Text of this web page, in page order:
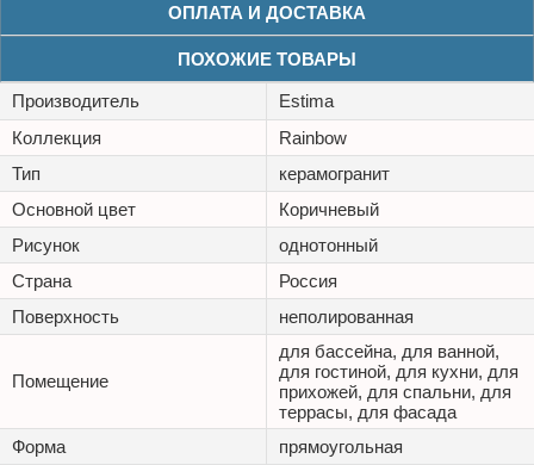
ОПЛАТА И ДОСТАВКА
ПОХОЖИЕ ТОВАРЫ
Производитель
Estima
Коллекция
Rainbow
Тип
керамогранит
Основной цвет
Коричневый
Рисунок
однотонный
Страна
Россия
Поверхность
неполированная
Помещение
для бассейна, для ванной,
для гостиной, для кухни, для
прихожей, для спальни, для
террасы, для фасада
Форма
прямоугольная